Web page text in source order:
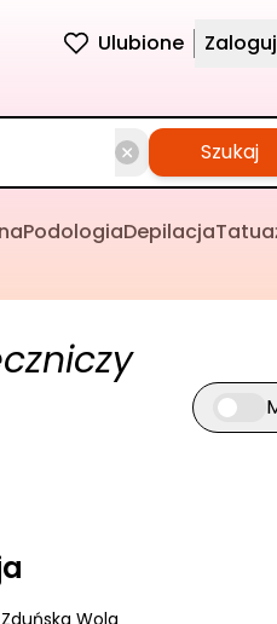
Ulubione Zaloguj
Szukaj
PodologiaDepilacja
Wola